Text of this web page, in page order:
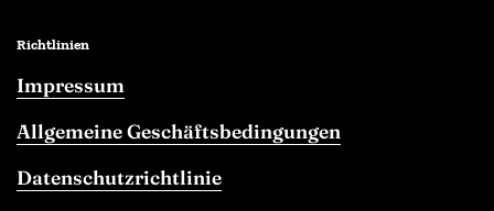
Richtlinien
Impressum
Allgemeine Geschäftsbedingungen
Datenschutzrichtlinie